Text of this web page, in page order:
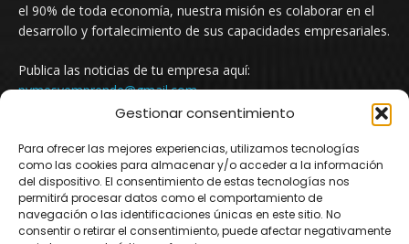
Gestionar consentimiento
Para ofrecer las mejores experiencias, utilizamos tecnologías
como las cookies para almacenar y/o acceder a la información
del dispositivo. El consentimiento de estas tecnologías nos
permitirá procesar datos como el comportamiento de
navegación o las identificaciones únicas en este sitio. No
consentir o retirar el consentimiento, puede afectar negativamente
el 90% de toda economía, nuestra misión es colaborar en el
desarrollo y fortalecimiento de sus capacidades empresariales.
Publica las noticias de tu empresa aquí:
pymesyemprende@gmail.com
SÍGUENOS